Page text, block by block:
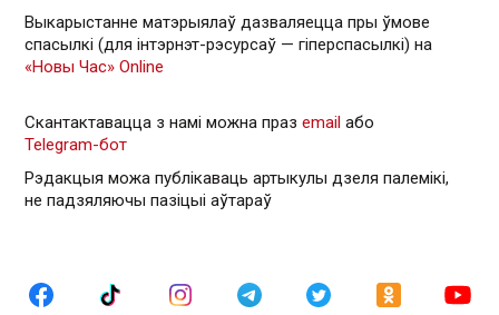
Выкарыстанне матэрыялаў дазваляецца пры ўмове
спасылкі (для інтэрнэт-рэсурсаў — гiперспасылкi) на
«Новы Час» Online
Скантактавацца з намі можна праз email або
Telegram-бот
Рэдакцыя можа публікаваць артыкулы дзеля палемікі,
не падзяляючы пазіцыі аўтараў